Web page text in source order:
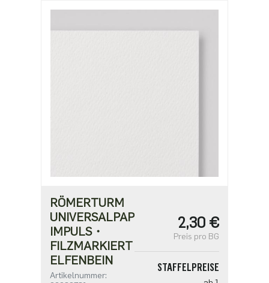
RÖMERTURM
UNIVERSALPAPIER
IMPULS・
FILZMARKIERT・
ELFENBEIN
Artikelnummer:
2,30 €
Preis pro BG
STAFFELPREISE